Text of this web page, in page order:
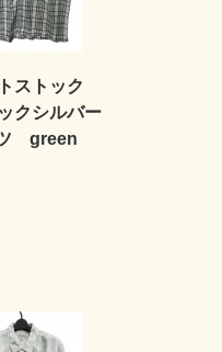
ストック
クシルバー
ツ green